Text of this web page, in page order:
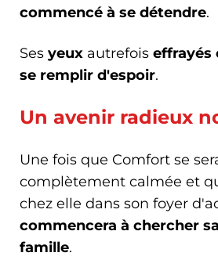
commencé à se détendre.
Ses yeux autrefois effrayés
se remplir d'espoir.
Un avenir radieux
Une fois que Comfort se
complètement calmée et
chez elle dans son foyer
commencera à chercher
famille.